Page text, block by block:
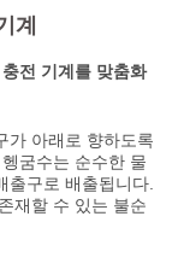
계
전 기계를 맞춤화
가 아래로 향하도록
굼수는 순수한 물
출구로 배출됩니다.
재할 수 있는 불순